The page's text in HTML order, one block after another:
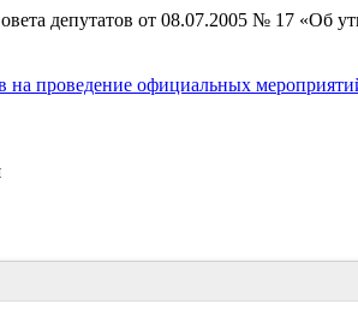
депутатов от 08.07.2005 № 17 «Об
на проведение официальных